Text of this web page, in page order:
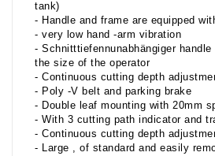
tank)
- Handle and frame are equipped
- very low hand -arm vibration
- Schnitttiefennunabhängiger
the size of the operator
- Continuous cutting depth
- Poly -V belt and parking brake
- Double leaf mounting with 20mm
- With 3 cutting path indicator and
- Continuous cutting depth
- Large , of standard and easily